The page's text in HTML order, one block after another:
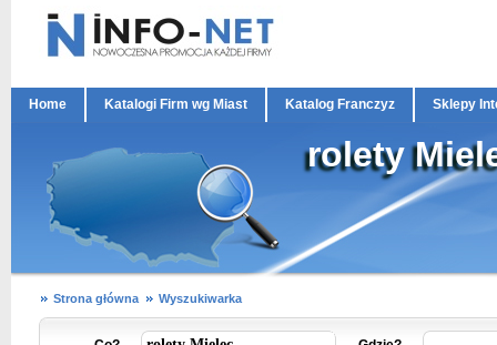
Home Katalogi Firm wg Miast Katalog Franczyz Sklepy
rolety
Strona główna Wyszukiwarka